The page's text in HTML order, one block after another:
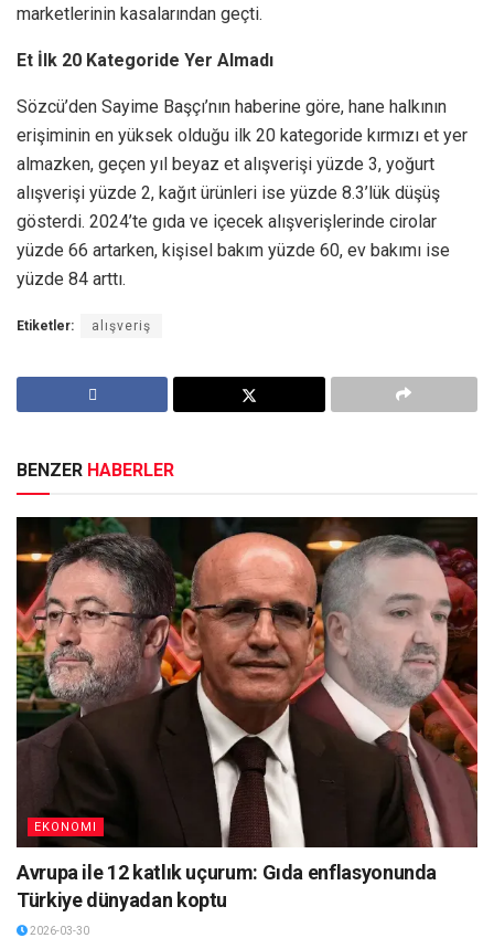
marketlerinin kasalarından geçti.
Et İlk 20 Kategoride Yer Almadı
Sözcü’den Sayime Başçı’nın haberine göre, hane halkının
erişiminin en yüksek olduğu ilk 20 kategoride kırmızı et yer
almazken, geçen yıl beyaz et alışverişi yüzde 3, yoğurt
alışverişi yüzde 2, kağıt ürünleri ise yüzde 8.3’lük düşüş
gösterdi. 2024’te gıda ve içecek alışverişlerinde cirolar
yüzde 66 artarken, kişisel bakım yüzde 60, ev bakımı ise
yüzde 84 arttı.
Etiketler: alışveriş
BENZER HABERLER
EKONOMI
Avrupa ile 12 katlık uçurum: Gıda enflasyonunda
Türkiye dünyadan koptu
2026-03-30